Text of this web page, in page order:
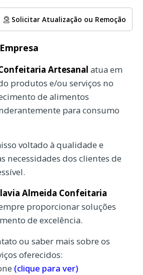
Solicitar Atualização ou Remoção
Artesanal atua em
produtos e/ou serviços no
de alimentos
para consumo
voltado à qualidade e
necessidades dos clientes de
Almeida Confeitaria
proporcionar soluções
de excelência.
ou saber mais sobre os
oferecidos:
(clique para ver)